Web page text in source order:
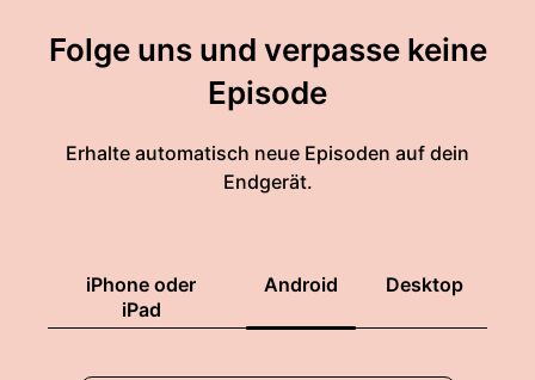
Folge uns und verpasse keine
Episode
Erhalte automatisch neue Episoden auf dein
Endgerät.
iPhone oder
iPad
Android Desktop